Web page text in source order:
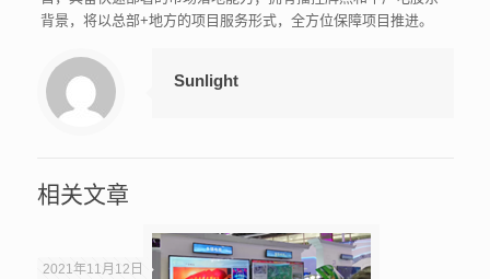
背景，将以总部+地方的项目服务形式，全方位保障项目推进。
Sunlight
相关文章
2021年11月12日